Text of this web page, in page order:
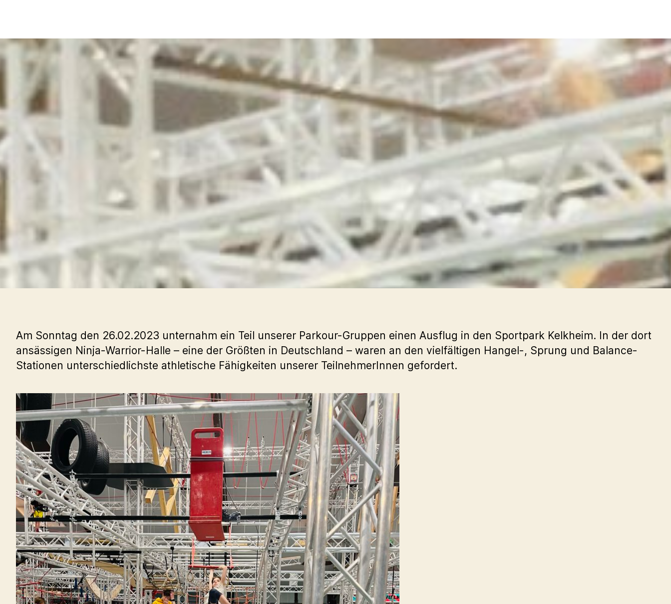
Am Sonntag den 26.02.2023 unternahm ein Teil unserer Parkour-Gruppen einen Ausflug in den Sportpark Kelkheim. In der dort
ansässigen Ninja-Warrior-Halle – eine der Größten in Deutschland – waren an den vielfältigen Hangel-, Sprung und Balance-
Stationen unterschiedlichste athletische Fähigkeiten unserer TeilnehmerInnen gefordert.